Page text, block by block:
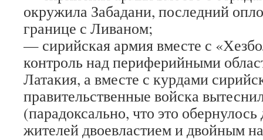
окружила Забадани, последний
границе с Ливаном;
— сирийская армия вместе с
контроль над периферийными
Латакия, а вместе с курдами
правительственные войска
(парадоксально, что это
жителей двоевластием и двойным